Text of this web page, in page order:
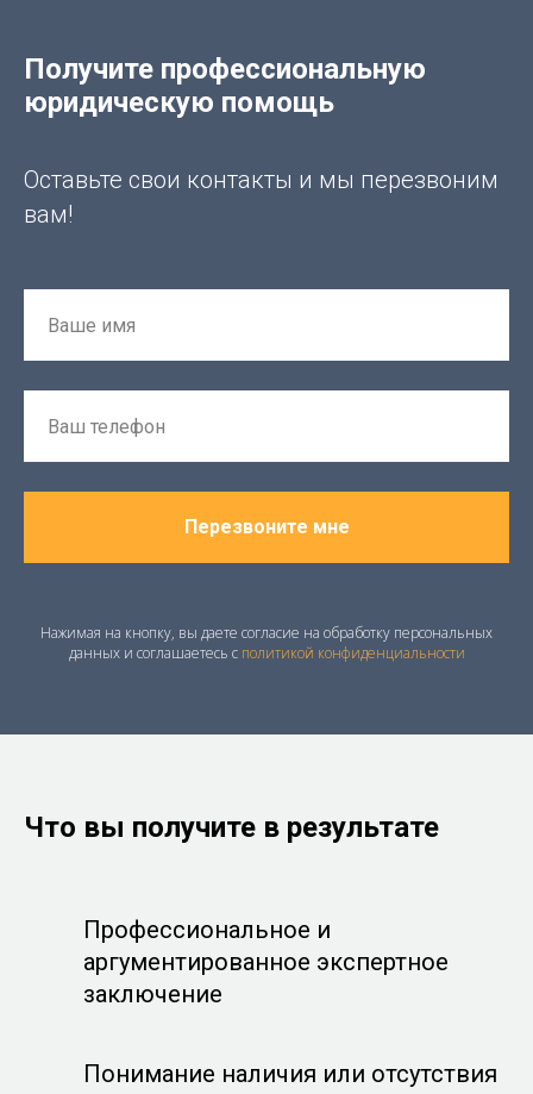
Получите профессиональную
юридическую помощь
Оставьте свои контакты и мы перезвоним
вам!
Перезвоните мне
Нажимая на кнопку, вы даете согласие на обработку персональных
данных и соглашаетесь c политикой конфиденциальности
Что вы получите в результате
Профессиональное и
аргументированное экспертное
заключение
Понимание наличия или отсутствия